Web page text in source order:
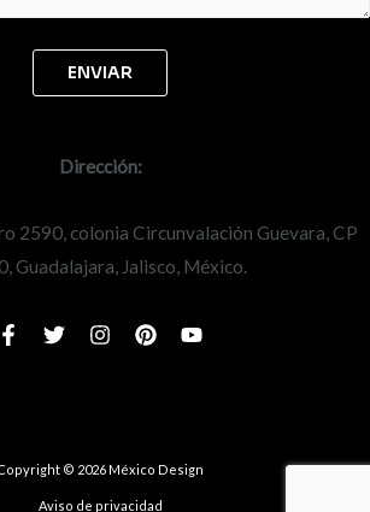
Dirección:
2590, colonia Circunvalación Guevara, CP
Guadalajara, Jalisco, México.
© 2026 México Design
Aviso de privacidad